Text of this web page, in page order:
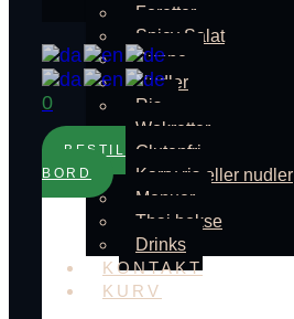
Foretter
Spicy Salat
Suppe
Nudler
Ris
Wokretter
Glutenfri
Karry ris eller nudler
Menuer
Thai bokse
Drinks
KONTAKT
KURV
0
BESTIL
BORD